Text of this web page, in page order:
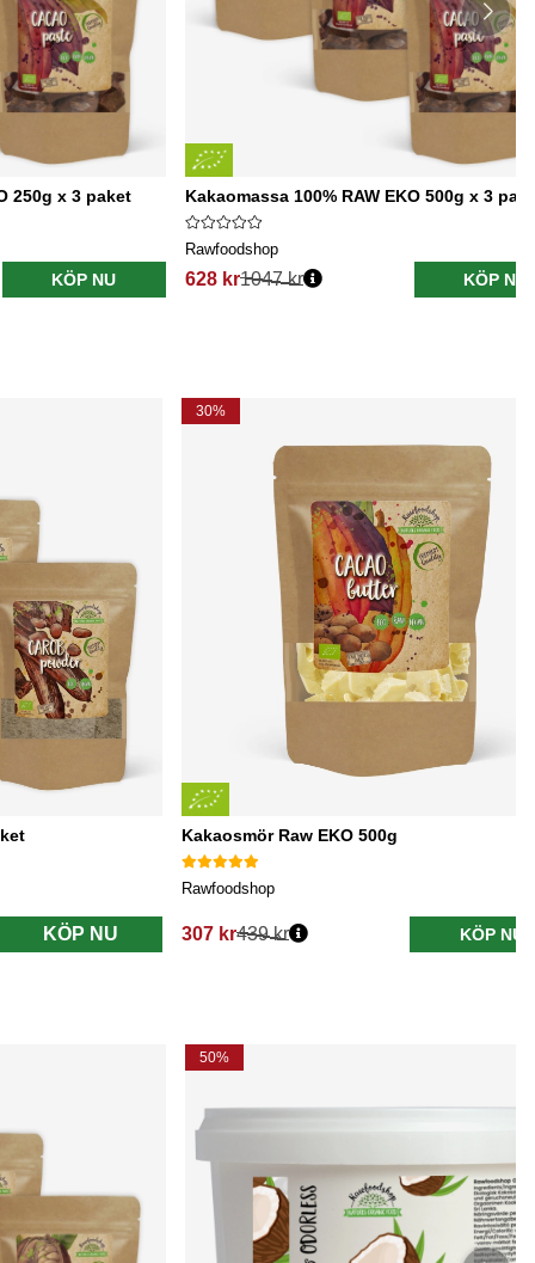
250g x 3 paket
KÖP NU
Kakaomassa 100% RAW EKO 500g x 3
Rawfoodshop
628 kr1047 kr KÖP NU
KÖP NU
30%
Kakaosmör Raw EKO 500g
Rawfoodshop
307 kr
Ordinarie pris:
439 kr KÖP NU
50%